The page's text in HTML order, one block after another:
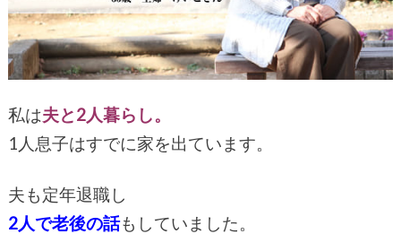
私は夫と2人暮らし。
1人息子はすでに家を出ています。
夫も定年退職し
2人で老後の話もしていました。